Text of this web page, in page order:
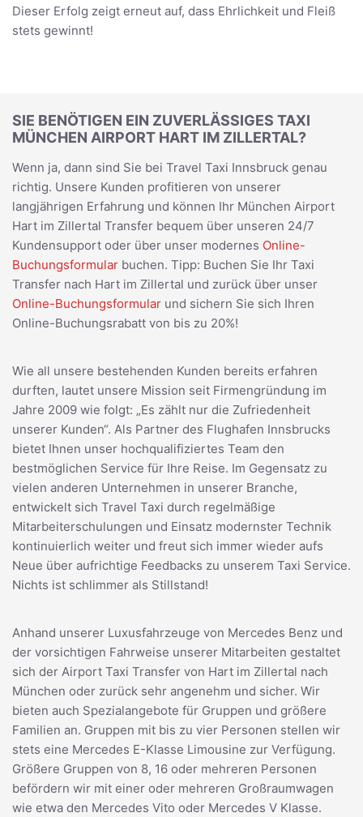
Dieser Erfolg zeigt erneut auf, dass Ehrlichkeit und Fleiß
stets gewinnt!
SIE BENÖTIGEN EIN ZUVERLÄSSIGES TAXI
MÜNCHEN AIRPORT HART IM ZILLERTAL?
Wenn ja, dann sind Sie bei Travel Taxi Innsbruck genau
richtig. Unsere Kunden profitieren von unserer
langjährigen Erfahrung und können Ihr München Airport
Hart im Zillertal Transfer bequem über unseren 24/7
Kundensupport oder über unser modernes Online-
Buchungsformular buchen. Tipp: Buchen Sie Ihr Taxi
Transfer nach Hart im Zillertal und zurück über unser
Online-Buchungsformular und sichern Sie sich Ihren
Online-Buchungsrabatt von bis zu 20%!
Wie all unsere bestehenden Kunden bereits erfahren
durften, lautet unsere Mission seit Firmengründung im
Jahre 2009 wie folgt: „Es zählt nur die Zufriedenheit
unserer Kunden“. Als Partner des Flughafen Innsbrucks
bietet Ihnen unser hochqualifiziertes Team den
bestmöglichen Service für Ihre Reise. Im Gegensatz zu
vielen anderen Unternehmen in unserer Branche,
entwickelt sich Travel Taxi durch regelmäßige
Mitarbeiterschulungen und Einsatz modernster Technik
kontinuierlich weiter und freut sich immer wieder aufs
Neue über aufrichtige Feedbacks zu unserem Taxi Service.
Nichts ist schlimmer als Stillstand!
Anhand unserer Luxusfahrzeuge von Mercedes Benz und
der vorsichtigen Fahrweise unserer Mitarbeiten gestaltet
sich der Airport Taxi Transfer von Hart im Zillertal nach
München oder zurück sehr angenehm und sicher. Wir
bieten auch Spezialangebote für Gruppen und größere
Familien an. Gruppen mit bis zu vier Personen stellen wir
stets eine Mercedes E-Klasse Limousine zur Verfügung.
Größere Gruppen von 8, 16 oder mehreren Personen
befördern wir mit einer oder mehreren Großraumwagen
wie etwa den Mercedes Vito oder Mercedes V Klasse.